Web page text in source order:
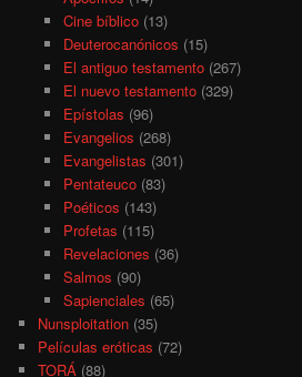
Cine bíblico(13)
Deuterocanónicos (15)
El antiguo testamento(267)
El nuevo testamento(329)
Epístolas (96)
Evangelios (268)
Evangelistas (301)
Pentateuco(83)
Poéticos (143)
Profetas (115)
Revelaciones (36)
Salmos (90)
Sapienciales (65)
Nunsploitation (35)
Películas eróticas (72)
TORÁ (88)